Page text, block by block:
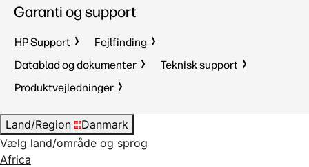
Garanti og support
HP Support
Fejlfinding
Datablad og dokumenter
Teknisk support
Produktvejledninger
Land/Region
Danmark
Vælg land/område og sprog
Africa